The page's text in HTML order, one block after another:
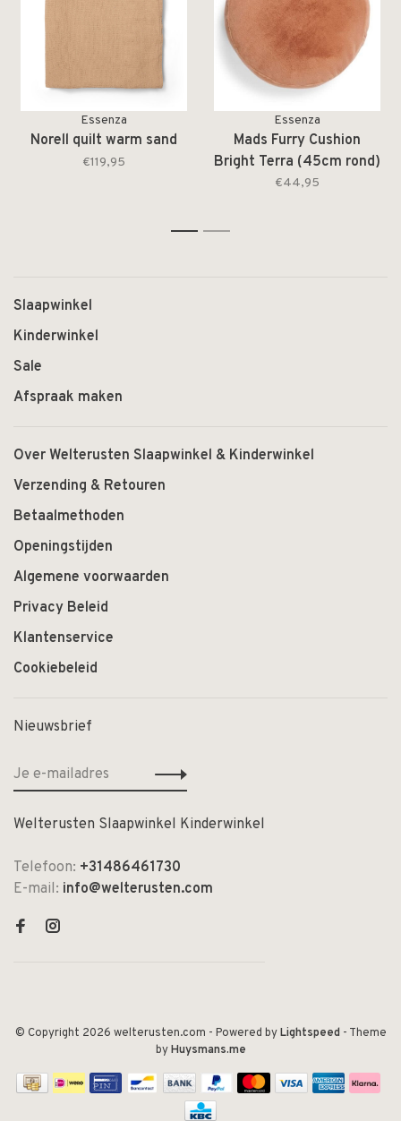
Essenza
Norell quilt warm sand
€119,95
Essenza
Mads Furry Cushion
Bright Terra (45cm rond)
€44,95
1 2
Slaapwinkel
Kinderwinkel
Sale
Afspraak maken
Over Welterusten Slaapwinkel & Kinderwinkel
Verzending & Retouren
Betaalmethoden
Openingstijden
Algemene voorwaarden
Privacy Beleid
Klantenservice
Cookiebeleid
Nieuwsbrief
Welterusten Slaapwinkel Kinderwinkel
Telefoon: +31486461730
E-mail: info@welterusten.com
© Copyright 2026 welterusten.com - Powered byLightspeed- Theme
byHuysmans.me